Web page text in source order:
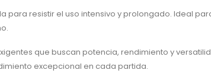
para resistir el uso intensivo y prolongado. Ideal
que buscan potencia, rendimiento y
excepcional en cada partida.